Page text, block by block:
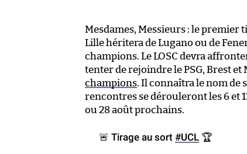
Mesdames, Messieurs : le premier
Lille héritera de Lugano ou de
champions. Le LOSC devra
tenter de rejoindre le PSG, Brest et
champions. Il connaîtra le nom de
rencontres se dérouleront les 6 et
ou 28 août prochains.
🚨 Tirage au sort #UCL 🏆